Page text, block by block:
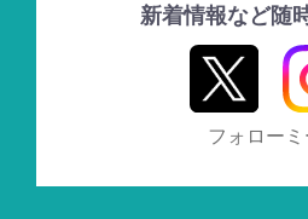
新着情報など随
フォローミ